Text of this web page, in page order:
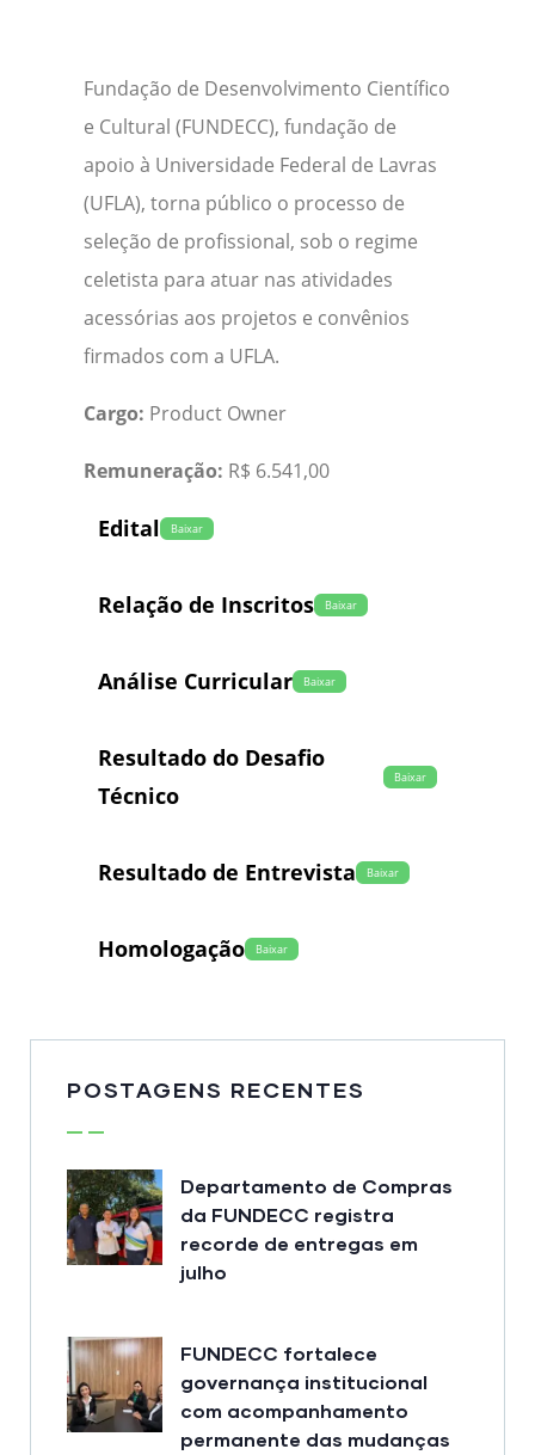
Fundação de Desenvolvimento Científico
e Cultural (FUNDECC), fundação de
apoio à Universidade Federal de Lavras
(UFLA), torna público o processo de
seleção de profissional, sob o regime
celetista para atuar nas atividades
acessórias aos projetos e convênios
firmados com a UFLA.
Cargo: Product Owner
Remuneração: R$ 6.541,00
Edital Baixar
Relação de Inscritos Baixar
Análise Curricular Baixar
Resultado do Desafio
Técnico
Baixar
Resultado de Entrevista Baixar
Homologação Baixar
POSTAGENS RECENTES
Departamento de Compras
da FUNDECC registra
recorde de entregas em
julho
FUNDECC fortalece
governança institucional
com acompanhamento
permanente das mudanças